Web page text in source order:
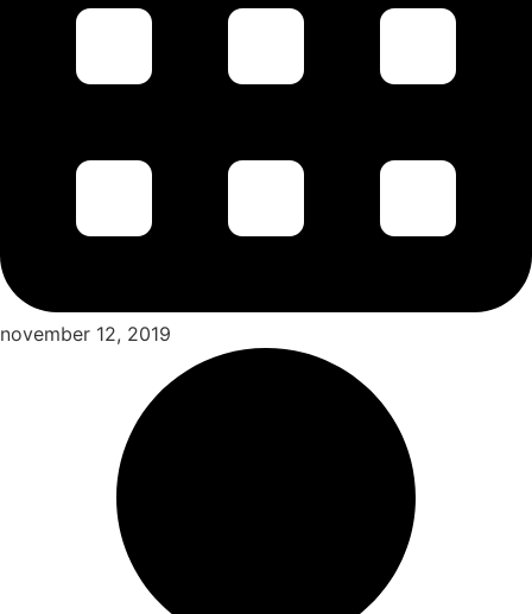
november 12, 2019